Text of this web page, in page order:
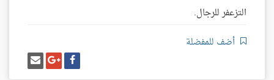
التزعفر للرجال.
أضف للمفضلة
شارك
على
فيسبوك
شارك
على
غوغل
إرسل
إيميل